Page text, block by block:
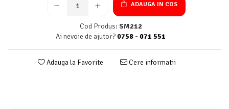
ADAUGA IN COS
Cod Produs: SM212
Ai nevoie de ajutor? 0758 - 071 551
Adauga la Favorite Cere informatii